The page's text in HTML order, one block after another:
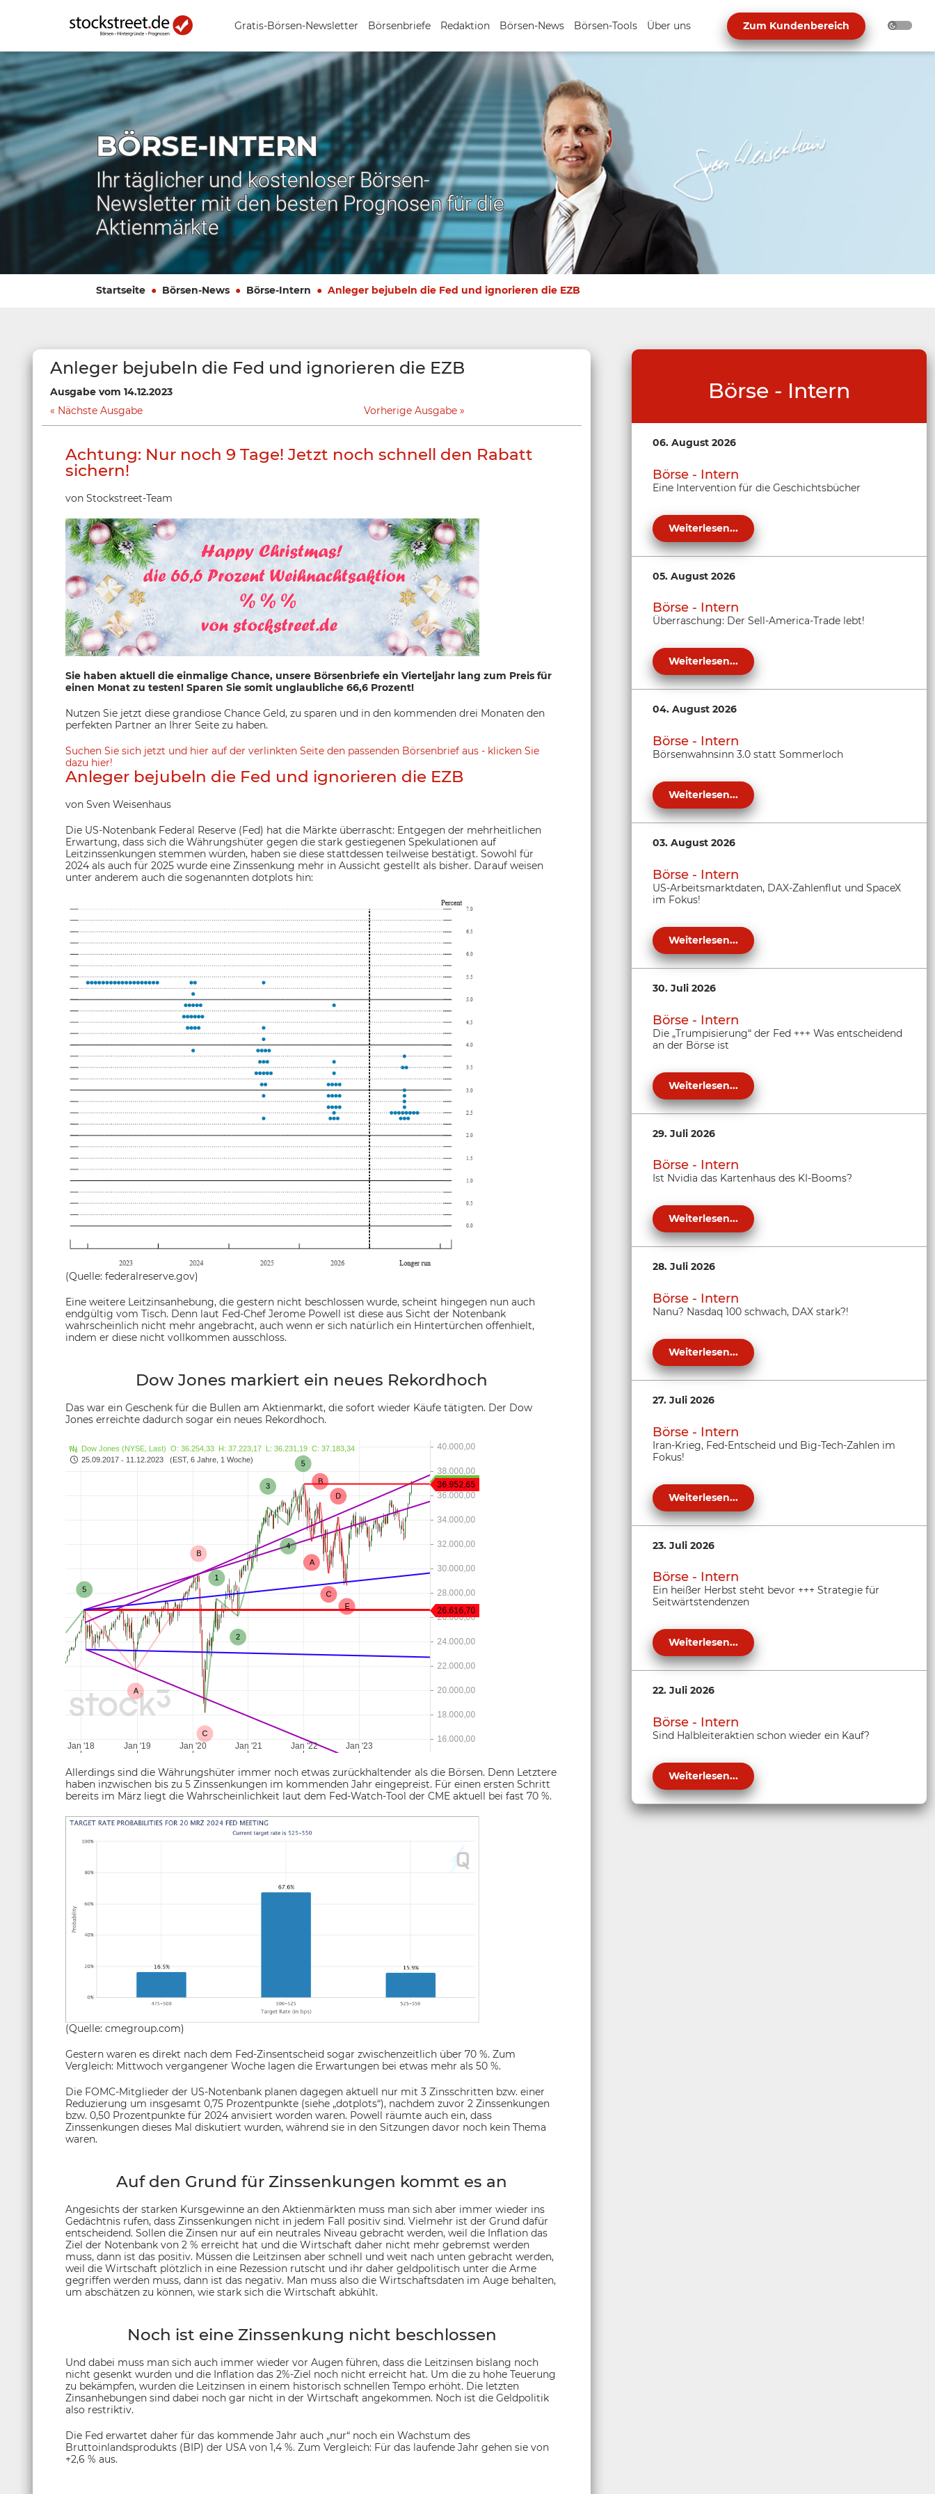
Gratis-Börsen-Newsletter Börsenbriefe Redaktion Börsen-News Börsen-Tools Über uns Zum Kundenbereich
BÖRSE-INTERN
Ihr täglicher und kostenloser Börsen-
Newsletter mit den besten Prognosen für die
Aktienmärkte
Startseite Börsen-News Börse-Intern Anleger bejubeln die Fed und ignorieren die EZB
Anleger bejubeln die Fed und ignorieren die EZB
Ausgabe vom 14.12.2023
Nächste Ausgabe
Vorherige Ausgabe
Achtung: Nur noch 9 Tage! Jetzt noch schnell den Rabatt
sichern!
von Stockstreet-Team
Sie haben aktuell die einmalige Chance, unsere Börsenbriefe ein Vierteljahr lang zum Preis für
einen Monat zu testen! Sparen Sie somit unglaubliche 66,6 Prozent!
Nutzen Sie jetzt diese grandiose Chance Geld, zu sparen und in den kommenden drei Monaten den
perfekten Partner an Ihrer Seite zu haben.
Suchen Sie sich jetzt und hier auf der verlinkten Seite den passenden Börsenbrief aus - klicken Sie
dazu hier!
Anleger bejubeln die Fed und ignorieren die EZB
von Sven Weisenhaus
Die US-Notenbank Federal Reserve (Fed) hat die Märkte überrascht: Entgegen der mehrheitlichen
Erwartung, dass sich die Währungshüter gegen die stark gestiegenen Spekulationen auf
Leitzinssenkungen stemmen würden, haben sie diese stattdessen teilweise bestätigt. Sowohl für
2024 als auch für 2025 wurde eine Zinssenkung mehr in Aussicht gestellt als bisher. Darauf weisen
unter anderem auch die sogenannten dotplots hin:
(Quelle: federalreserve.gov)
Eine weitere Leitzinsanhebung, die gestern nicht beschlossen wurde, scheint hingegen nun auch
endgültig vom Tisch. Denn laut Fed-Chef Jerome Powell ist diese aus Sicht der Notenbank
wahrscheinlich nicht mehr angebracht, auch wenn er sich natürlich ein Hintertürchen offenhielt,
indem er diese nicht vollkommen ausschloss.
Dow Jones markiert ein neues Rekordhoch
Das war ein Geschenk für die Bullen am Aktienmarkt, die sofort wieder Käufe tätigten. Der Dow
Jones erreichte dadurch sogar ein neues Rekordhoch.
Allerdings sind die Währungshüter immer noch etwas zurückhaltender als die Börsen. Denn Letztere
haben inzwischen bis zu 5 Zinssenkungen im kommenden Jahr eingepreist. Für einen ersten Schritt
bereits im März liegt die Wahrscheinlichkeit laut dem Fed-Watch-Tool der CME aktuell bei fast 70 %.
(Quelle: cmegroup.com)
Gestern waren es direkt nach dem Fed-Zinsentscheid sogar zwischenzeitlich über 70 %. Zum
Vergleich: Mittwoch vergangener Woche lagen die Erwartungen bei etwas mehr als 50 %.
Die FOMC-Mitglieder der US-Notenbank planen dagegen aktuell nur mit 3 Zinsschritten bzw. einer
Reduzierung um insgesamt 0,75 Prozentpunkte (siehe „dotplots“), nachdem zuvor 2 Zinssenkungen
bzw. 0,50 Prozentpunkte für 2024 anvisiert worden waren. Powell räumte auch ein, dass
Zinssenkungen dieses Mal diskutiert wurden, während sie in den Sitzungen davor noch kein Thema
waren.
Auf den Grund für Zinssenkungen kommt es an
Angesichts der starken Kursgewinne an den Aktienmärkten muss man sich aber immer wieder ins
Gedächtnis rufen, dass Zinssenkungen nicht in jedem Fall positiv sind. Vielmehr ist der Grund dafür
entscheidend. Sollen die Zinsen nur auf ein neutrales Niveau gebracht werden, weil die Inflation das
Ziel der Notenbank von 2 % erreicht hat und die Wirtschaft daher nicht mehr gebremst werden
muss, dann ist das positiv. Müssen die Leitzinsen aber schnell und weit nach unten gebracht werden,
weil die Wirtschaft plötzlich in eine Rezession rutscht und ihr daher geldpolitisch unter die Arme
gegriffen werden muss, dann ist das negativ. Man muss also die Wirtschaftsdaten im Auge behalten,
um abschätzen zu können, wie stark sich die Wirtschaft abkühlt.
Noch ist eine Zinssenkung nicht beschlossen
Und dabei muss man sich auch immer wieder vor Augen führen, dass die Leitzinsen bislang noch
nicht gesenkt wurden und die Inflation das 2%-Ziel noch nicht erreicht hat. Um die zu hohe Teuerung
zu bekämpfen, wurden die Leitzinsen in einem historisch schnellen Tempo erhöht. Die letzten
Zinsanhebungen sind dabei noch gar nicht in der Wirtschaft angekommen. Noch ist die Geldpolitik
also restriktiv.
Die Fed erwartet daher für das kommende Jahr auch „nur“ noch ein Wachstum des
Bruttoinlandsprodukts (BIP) der USA von 1,4 %. Zum Vergleich: Für das laufende Jahr gehen sie von
+2,6 % aus.
Börse - Intern
06. August 2026
Börse - Intern
Eine Intervention für die Geschichtsbücher
Weiterlesen...
05. August 2026
Börse - Intern
Überraschung: Der Sell-America-Trade lebt!
Weiterlesen...
04. August 2026
Börse - Intern
Börsenwahnsinn 3.0 statt Sommerloch
Weiterlesen...
03. August 2026
Börse - Intern
US-Arbeitsmarktdaten, DAX-Zahlenflut und SpaceX
im Fokus!
Weiterlesen...
30. Juli 2026
Börse - Intern
Die „Trumpisierung“ der Fed +++ Was entscheidend
an der Börse ist
Weiterlesen...
29. Juli 2026
Börse - Intern
Ist Nvidia das Kartenhaus des KI-Booms?
Weiterlesen...
28. Juli 2026
Börse - Intern
Nanu? Nasdaq 100 schwach, DAX stark?!
Weiterlesen...
27. Juli 2026
Börse - Intern
Iran-Krieg, Fed-Entscheid und Big-Tech-Zahlen im
Fokus!
Weiterlesen...
23. Juli 2026
Börse - Intern
Ein heißer Herbst steht bevor +++ Strategie für
Seitwärtstendenzen
Weiterlesen...
22. Juli 2026
Börse - Intern
Sind Halbleiteraktien schon wieder ein Kauf?
Weiterlesen...